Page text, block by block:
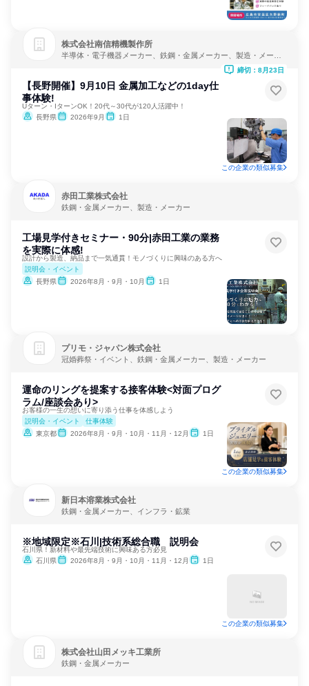
株式会社南信精機製作所
半導体・電子機器メーカー、鉄鋼・金属メーカー、製造・メーカ
【長野開催】9月10日 金属加工などの1day仕
事体験!
Uターン・IターンOK！20代～30代が120人活躍中！
長野県
2026年9月 1日
締切：8月23日
この企業の類似募集
赤田工業株式会社
鉄鋼・金属メーカー、製造・メーカー
工場見学付きセミナー・90分|赤田工業の業務
を実際に体感!
設計から製造、納品まで一気通貫！モノづくりに興味のある方へ
説明会・イベント
長野県
2026年8月・9月・10月 1日
プリモ・ジャパン株式会社
冠婚葬祭・イベント、鉄鋼・金属メーカー、製造・メーカー
運命のリングを提案する接客体験<対面プログ
ラム/座談会あり>
お客様の一生の想いに寄り添う仕事を体感しよう
説明会・イベント
仕事体験
東京都
2026年8月・9月・10月・11月・12月 1日
この企業の類似募集
新日本溶業株式会社
鉄鋼・金属メーカー、インフラ・鉱業
※地域限定※石川|技術系総合職 説明会
石川県！新材料や最先端技術に興味ある方必見
石川県
2026年8月・9月・10月・11月・12月 1日
この企業の類似募集
株式会社山田メッキ工業所
鉄鋼・金属メーカー